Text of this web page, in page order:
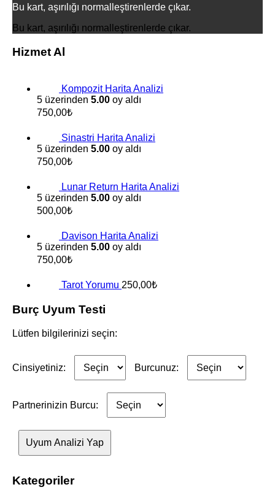
Bu kart, aşırılığı normalleştirenlerde çıkar.
Bu kart, aşırılığı normalleştirenlerde çıkar.
Hizmet Al
Kompozit Harita Analizi
5 üzerinden 5.00 oy aldı
750,00₺
Sinastri Harita Analizi
5 üzerinden 5.00 oy aldı
750,00₺
Lunar Return Harita Analizi
5 üzerinden 5.00 oy aldı
500,00₺
Davison Harita Analizi
5 üzerinden 5.00 oy aldı
750,00₺
Tarot Yorumu 250,00₺
Burç Uyum Testi
Lütfen bilgilerinizi seçin:
Cinsiyetiniz: Burcunuz:
Partnerinizin Burcu:
Uyum Analizi Yap
Kategoriler